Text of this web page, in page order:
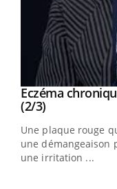
Youtube
Eczéma
(2/3)Youtube
Une plaque rouge
une démangeaison
une irritation ...